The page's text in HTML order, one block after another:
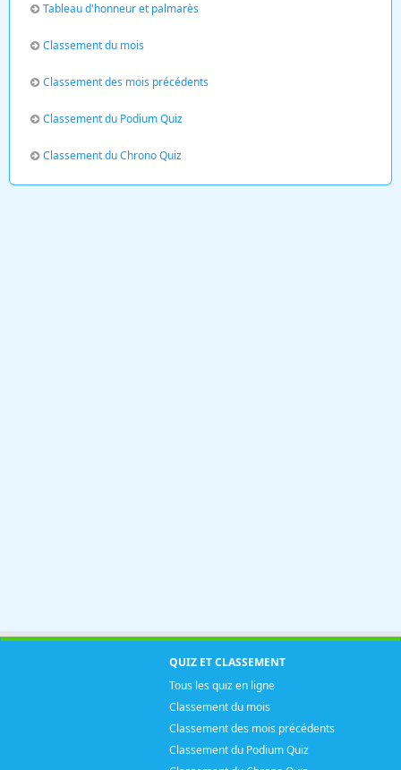
Tableau d'honneur et palmarès
Classement du mois
Classement des mois précédents
Classement du Podium Quiz
Classement du Chrono Quiz
QUIZ ET CLASSEMENT
Tous les quiz en ligne
Classement du mois
Classement des mois précédents
Classement du Podium Quiz